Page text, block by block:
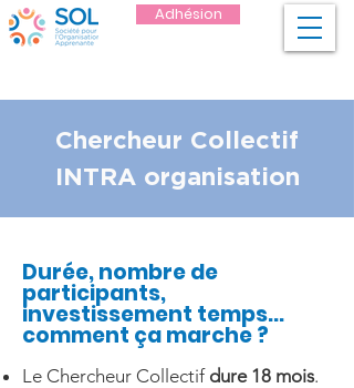
Adhésion
Chercheur Collectif
INTRA organisation
Durée, nombre de
participants,
investissement temps...
comment ça marche ?
Le Chercheur Collectif dure 18 mois.